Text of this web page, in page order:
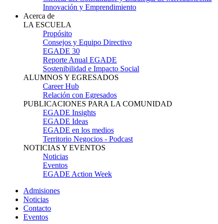
Innovación y Emprendimiento
Acerca de
LA ESCUELA
Propósito
Consejos y Equipo Directivo
EGADE 30
Reporte Anual EGADE
Sostenibilidad e Impacto Social
ALUMNOS Y EGRESADOS
Career Hub
Relación con Egresados
PUBLICACIONES PARA LA COMUNIDAD
EGADE Insights
EGADE Ideas
EGADE en los medios
Territorio Negocios - Podcast
NOTICIAS Y EVENTOS
Noticias
Eventos
EGADE Action Week
Admisiones
Noticias
Contacto
Eventos